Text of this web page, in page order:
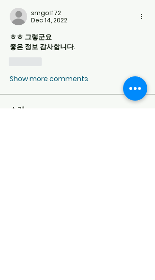
smgolf72
Dec 14, 2022
ㅎㅎ 그렇군요
좋은 정보 감사합니다.
Show more comments
소개